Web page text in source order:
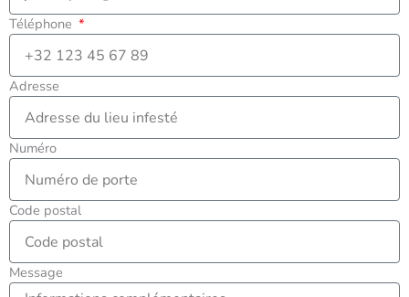
Téléphone
Adresse
Numéro
Code postal
Message